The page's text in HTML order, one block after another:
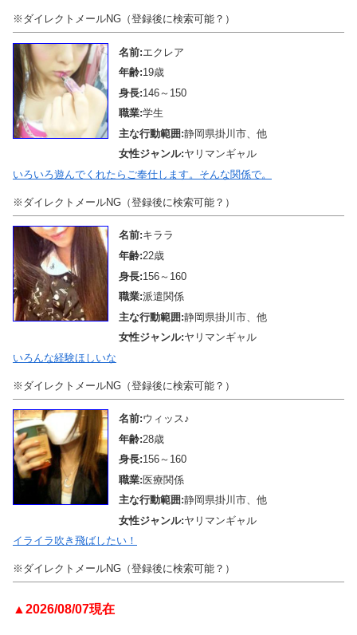
※ダイレクトメールNG（登録後に検索可能？）
名前:エクレア
年齢:19歳
身長:146～150
職業:学生
主な行動範囲:静岡県掛川市、他
女性ジャンル:ヤリマンギャル
いろいろ遊んでくれたらご奉仕します。そんな関係で。
※ダイレクトメールNG（登録後に検索可能？）
名前:キララ
年齢:22歳
身長:156～160
職業:派遣関係
主な行動範囲:静岡県掛川市、他
女性ジャンル:ヤリマンギャル
いろんな経験ほしいな
※ダイレクトメールNG（登録後に検索可能？）
名前:ウィッス♪
年齢:28歳
身長:156～160
職業:医療関係
主な行動範囲:静岡県掛川市、他
女性ジャンル:ヤリマンギャル
イライラ吹き飛ばしたい！
※ダイレクトメールNG（登録後に検索可能？）
▲2026/08/07現在